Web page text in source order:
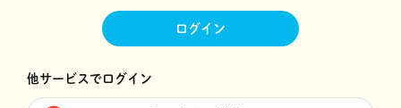
ログイン
他サービスでログイン